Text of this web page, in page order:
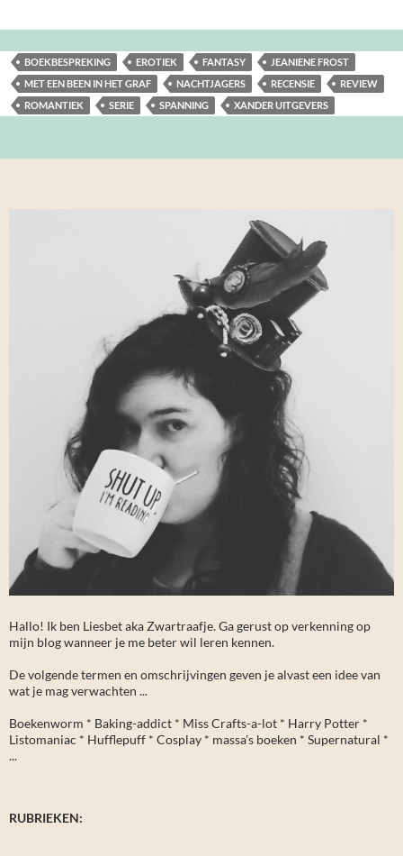
BOEKBESPREKING EROTIEK FANTASY
JEANIENE FROST
MET EEN BEEN IN HET GRAF
NACHTJAGERS RECENSIE
REVIEW
ROMANTIEK
SERIE SPANNING XANDER UITGEVERS
Hallo! Ik ben Liesbet aka Zwartraafje. Ga gerust op verkenning op
mijn blog wanneer je me beter wil leren kennen.
De volgende termen en omschrijvingen geven je alvast een idee van
wat je mag verwachten ...
Boekenworm * Baking-addict * Miss Crafts-a-lot * Harry Potter *
Listomaniac * Hufflepuff * Cosplay * massa's boeken * Supernatural *
...
RUBRIEKEN: